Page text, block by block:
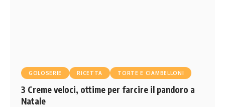
GOLOSERIE RICETTA TORTE E CIAMBELLONI
3 Creme veloci, ottime per farcire il pandoro a
Natale